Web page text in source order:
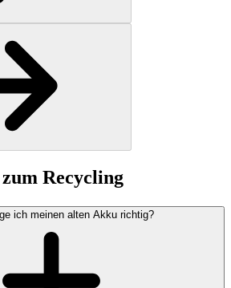
Recycling
ich meinen alten Akku richtig?